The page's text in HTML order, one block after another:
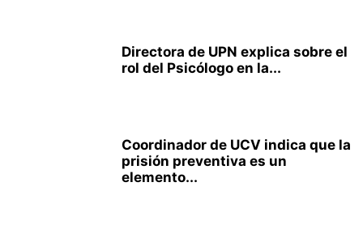
Directora de UPN explica sobre el
rol del Psicólogo en la...
Coordinador de UCV indica que la
prisión preventiva es un
elemento...